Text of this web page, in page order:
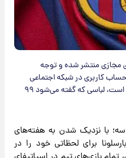
مجازی منتشر شده و توجه
کاربری در شبکه اجتماعی
ایکس تصویری از این لباس را منتشر کرده است، لباسی که گفته می‌شود ۹۹
با نزدیک شدن به هفته‌های
هواداران بارسلونا برای لحظاتی خود را در